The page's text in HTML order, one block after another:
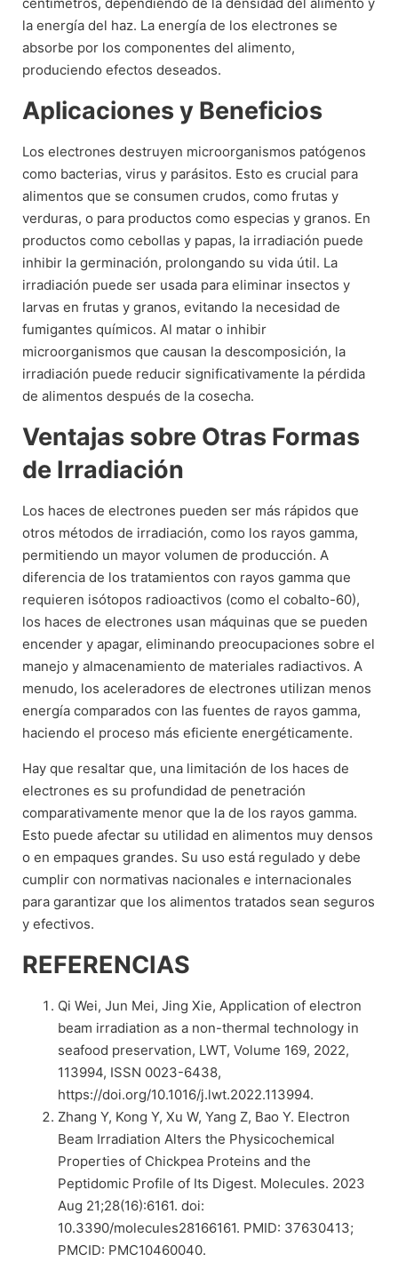
la energía del haz. La energía de los electrones se
absorbe por los componentes del alimento,
produciendo efectos deseados.
Aplicaciones y Beneficios
Los electrones destruyen microorganismos patógenos
como bacterias, virus y parásitos. Esto es crucial para
alimentos que se consumen crudos, como frutas y
verduras, o para productos como especias y granos. En
productos como cebollas y papas, la irradiación puede
inhibir la germinación, prolongando su vida útil. La
irradiación puede ser usada para eliminar insectos y
larvas en frutas y granos, evitando la necesidad de
fumigantes químicos. Al matar o inhibir
microorganismos que causan la descomposición, la
irradiación puede reducir significativamente la pérdida
de alimentos después de la cosecha.
Ventajas sobre Otras Formas
de Irradiación
Los haces de electrones pueden ser más rápidos que
otros métodos de irradiación, como los rayos gamma,
permitiendo un mayor volumen de producción. A
diferencia de los tratamientos con rayos gamma que
requieren isótopos radioactivos (como el cobalto-60),
los haces de electrones usan máquinas que se pueden
encender y apagar, eliminando preocupaciones sobre el
manejo y almacenamiento de materiales radiactivos. A
menudo, los aceleradores de electrones utilizan menos
energía comparados con las fuentes de rayos gamma,
haciendo el proceso más eficiente energéticamente.
Hay que resaltar que, una limitación de los haces de
electrones es su profundidad de penetración
comparativamente menor que la de los rayos gamma.
Esto puede afectar su utilidad en alimentos muy densos
o en empaques grandes. Su uso está regulado y debe
cumplir con normativas nacionales e internacionales
para garantizar que los alimentos tratados sean seguros
y efectivos.
REFERENCIAS
Qi Wei, Jun Mei, Jing Xie, Application of electron
beam irradiation as a non-thermal technology in
seafood preservation, LWT, Volume 169, 2022,
113994, ISSN 0023-6438,
https://doi.org/10.1016/j.lwt.2022.113994.
Zhang Y, Kong Y, Xu W, Yang Z, Bao Y. Electron
Beam Irradiation Alters the Physicochemical
Properties of Chickpea Proteins and the
Peptidomic Profile of Its Digest. Molecules. 2023
Aug 21;28(16):6161. doi:
10.3390/molecules28166161. PMID: 37630413;
PMCID: PMC10460040.